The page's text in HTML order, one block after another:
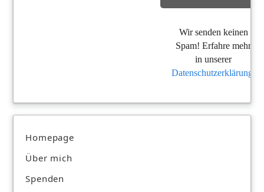
Wir senden keinen
Spam! Erfahre mehr
in unserer
Datenschutzerklärung
Homepage
Über mich
Spenden